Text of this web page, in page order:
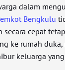
dalam
Bengkulu
cepat
ke rumah duka,
keluarga